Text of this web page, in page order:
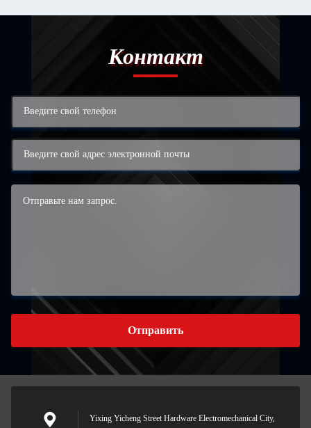
Контакт
Отправить
Yixing Yicheng Street Hardware Electromechanical City,